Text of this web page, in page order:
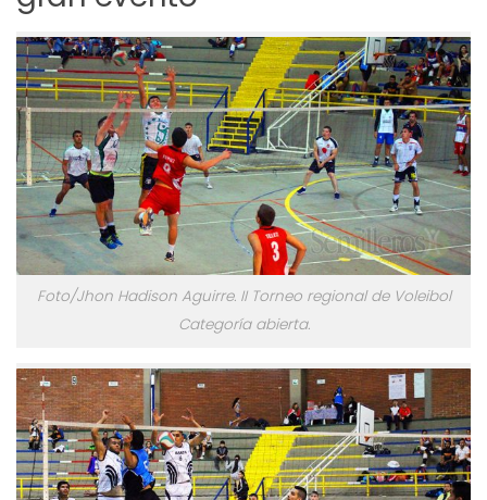
Foto/Jhon Hadison Aguirre. II Torneo regional de Voleibol
Categoría abierta.